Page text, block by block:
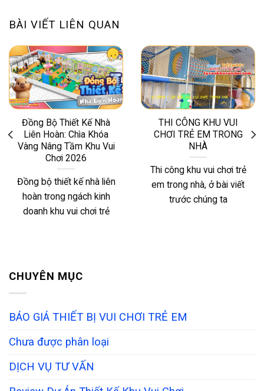
BÀI VIẾT LIÊN QUAN
Đồng Bộ Thiết Kế Nhà
Liên Hoàn: Chìa Khóa
Vàng Nâng Tầm Khu Vui
Chơi 2026
Đồng bộ thiết kế nhà liên
hoàn trong ngách kinh
doanh khu vui chơi trẻ
THI CÔNG KHU VUI
CHƠI TRẺ EM TRONG
NHÀ
Thi công khu vui chơi trẻ
em trong nhà, ở bài viết
trước chúng ta
CHUYÊN MỤC
BÁO GIÁ THIẾT BỊ VUI CHƠI TRẺ EM
Chưa được phân loại
DỊCH VỤ TƯ VẤN